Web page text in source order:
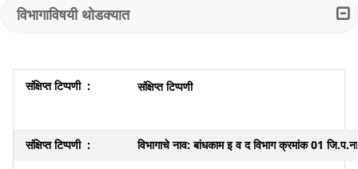
विभागाविषयी थोडक्यात
संक्षिप्त टिप्पणी
विभागाचे नाव: बांधकाम इ व द विभाग क्रमांक 01